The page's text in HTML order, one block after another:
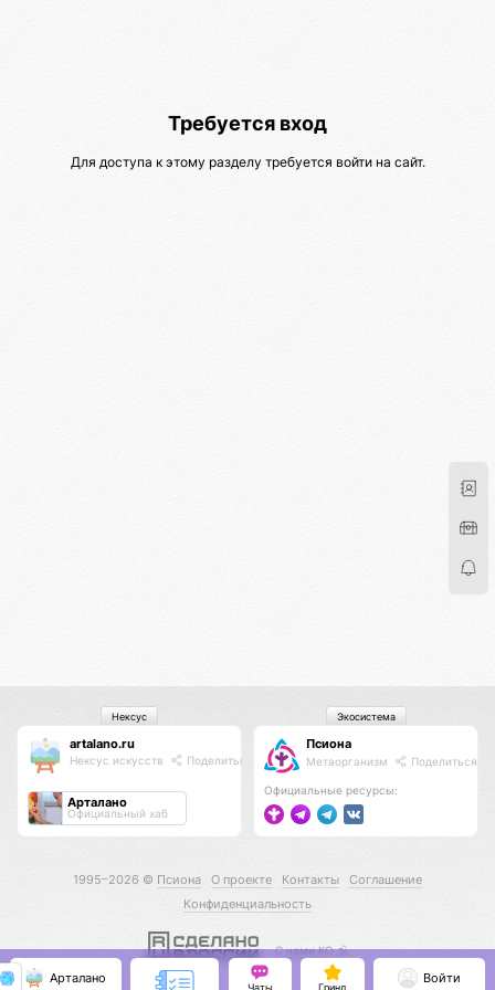
Требуется вход
Для доступа к этому разделу требуется войти на сайт.
artalano.ru
Нексус искусств Поделиться
Арталано
Официальный хаб
Нексус
Псиона
Метаорганизм Поделиться
Официальные ресурсы:
Экосистема
1995–2026 © Псиона О проекте Контакты
Соглашение
Конфиденциальность
С нами КО 🕉️
Арталано
Чаты Гринд
Войти